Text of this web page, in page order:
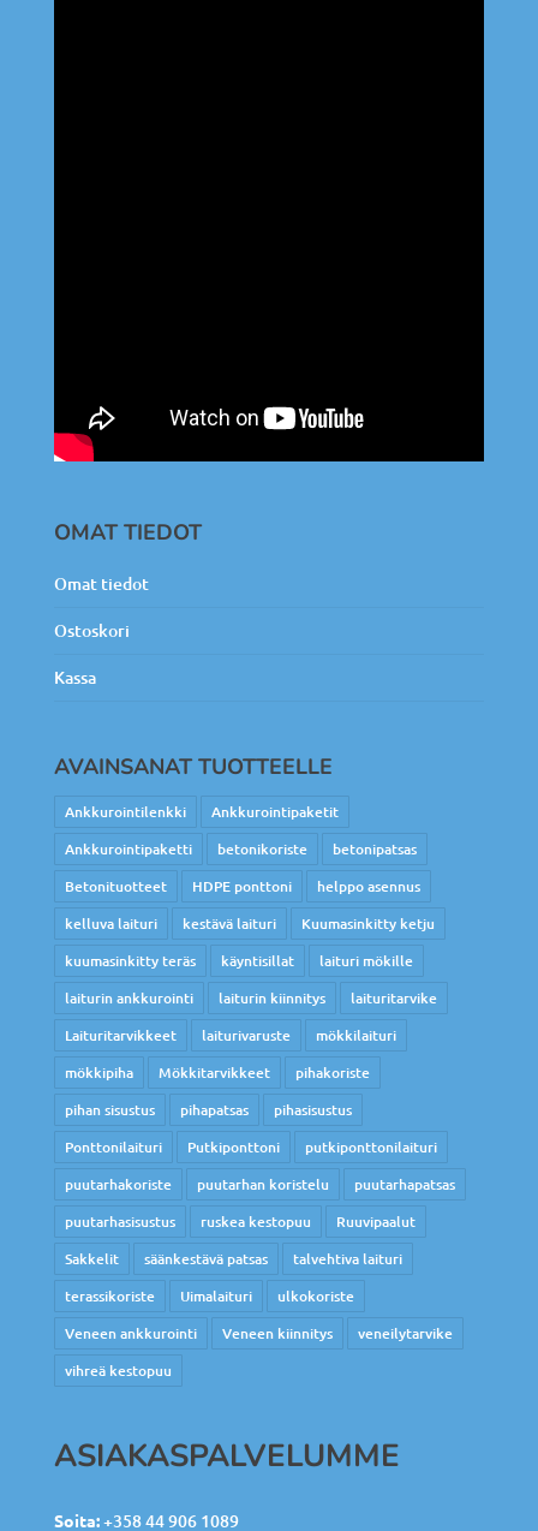
OMAT TIEDOT
Omat tiedot
Ostoskori
Kassa
AVAINSANAT TUOTTEELLE
Ankkurointilenkki
Ankkurointipaketit
Ankkurointipaketti
betonikoriste
betonipatsas
Betonituotteet
HDPE ponttoni
helppo asennus
kelluva laituri
kestävä laituri
Kuumasinkitty ketju
kuumasinkitty teräs
käyntisillat
laituri mökille
laiturin ankkurointi
laiturin kiinnitys
laituritarvike
Laituritarvikkeet
laiturivaruste
mökkilaituri
mökkipiha
Mökkitarvikkeet
pihakoriste
pihan sisustus
pihapatsas
pihasisustus
Ponttonilaituri
Putkiponttoni
putkiponttonilaituri
puutarhakoriste
puutarhan koristelu
puutarhapatsas
puutarhasisustus
ruskea kestopuu
Ruuvipaalut
Sakkelit
säänkestävä patsas
talvehtiva laituri
terassikoriste
Uimalaituri
ulkokoriste
Veneen ankkurointi
Veneen kiinnitys
veneilytarvike
vihreä kestopuu
ASIAKASPALVELUMME
Soita:+358 44 906 1089